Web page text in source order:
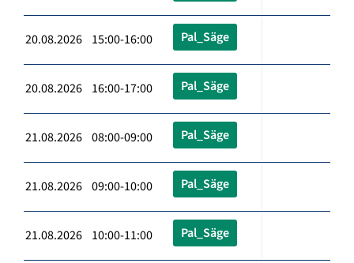
20.08.2026 15:00-16:00 Pal_Säge
20.08.2026 16:00-17:00 Pal_Säge
21.08.2026 08:00-09:00 Pal_Säge
21.08.2026 09:00-10:00 Pal_Säge
21.08.2026 10:00-11:00 Pal_Säge